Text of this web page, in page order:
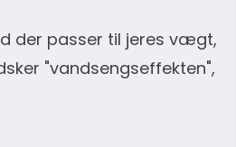
der passer til jeres vægt,
"vandsengseffekten",